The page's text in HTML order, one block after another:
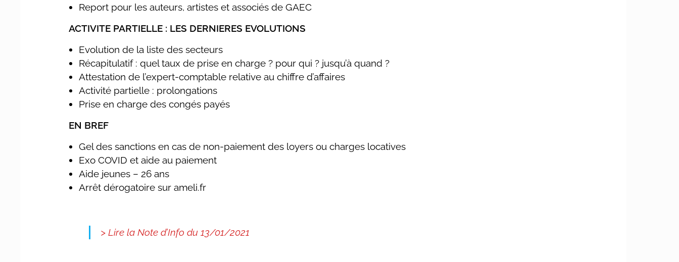
Report pour les auteurs, artistes et associés de GAEC
ACTIVITE PARTIELLE : LES DERNIERES EVOLUTIONS
Evolution de la liste des secteurs
Récapitulatif : quel taux de prise en charge ? pour qui ? jusqu’à quand ?
Attestation de l’expert-comptable relative au chiffre d’affaires
Activité partielle : prolongations
Prise en charge des congés payés
EN BREF
Gel des sanctions en cas de non-paiement des loyers ou charges locatives
Exo COVID et aide au paiement
Aide jeunes – 26 ans
Arrêt dérogatoire sur ameli.fr
> Lire la Note d’Info du 13/01/2021